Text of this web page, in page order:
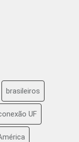
brasileiros
UF